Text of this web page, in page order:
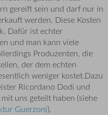
gereift sein und darf nur in
werden. Diese Kosten
Dafür ist echter
und man kann viele
Produzenten, die
der dem echten
weniger kostet.Dazu
Ricordano Dodi und
uns geteilt haben (siehe
Guerzoni).